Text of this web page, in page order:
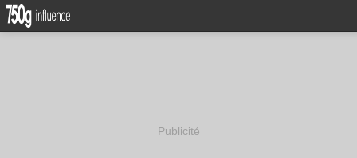
Publicité